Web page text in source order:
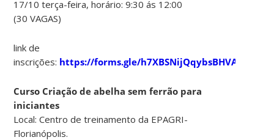
17/10 terça-feira, horário: 9:30 ás 12:00
(30 VAGAS)
link de
inscrições: https://forms.gle/h7XBSNijQqybsBHVA
Curso Criação de abelha sem ferrão para
iniciantes
Local: Centro de treinamento da EPAGRI-
Florianópolis.